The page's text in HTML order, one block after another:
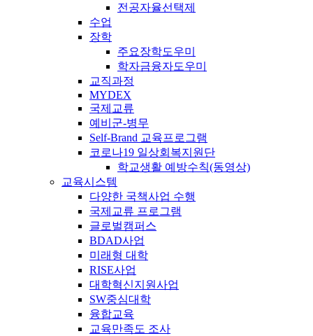
전공자율선택제
수업
장학
주요장학도우미
학자금융자도우미
교직과정
MYDEX
국제교류
예비군-병무
Self-Brand 교육프로그램
코로나19 일상회복지원단
학교생활 예방수칙(동영상)
교육시스템
다양한 국책사업 수행
국제교류 프로그램
글로벌캠퍼스
BDAD사업
미래형 대학
RISE사업
대학혁신지원사업
SW중심대학
융합교육
교육만족도 조사